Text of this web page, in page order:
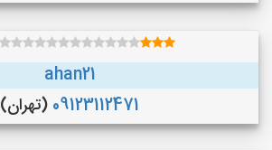
ahan21
09123112471 (تهران)